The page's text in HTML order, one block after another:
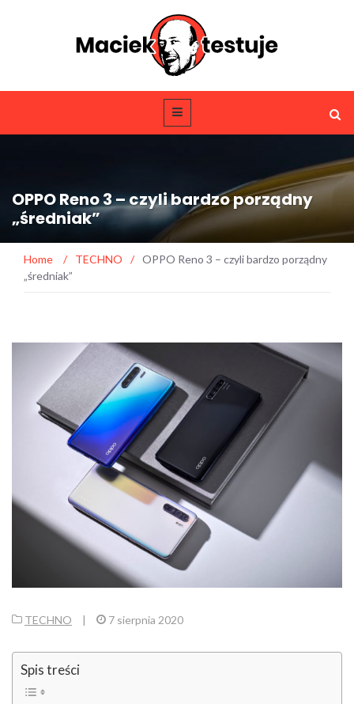
OPPO Reno 3 – czyli bardzo porządny
„średniak”
Home / TECHNO / OPPO Reno 3 – czyli bardzo porządny
„średniak”
TECHNO | 7 sierpnia 2020
Spis treści